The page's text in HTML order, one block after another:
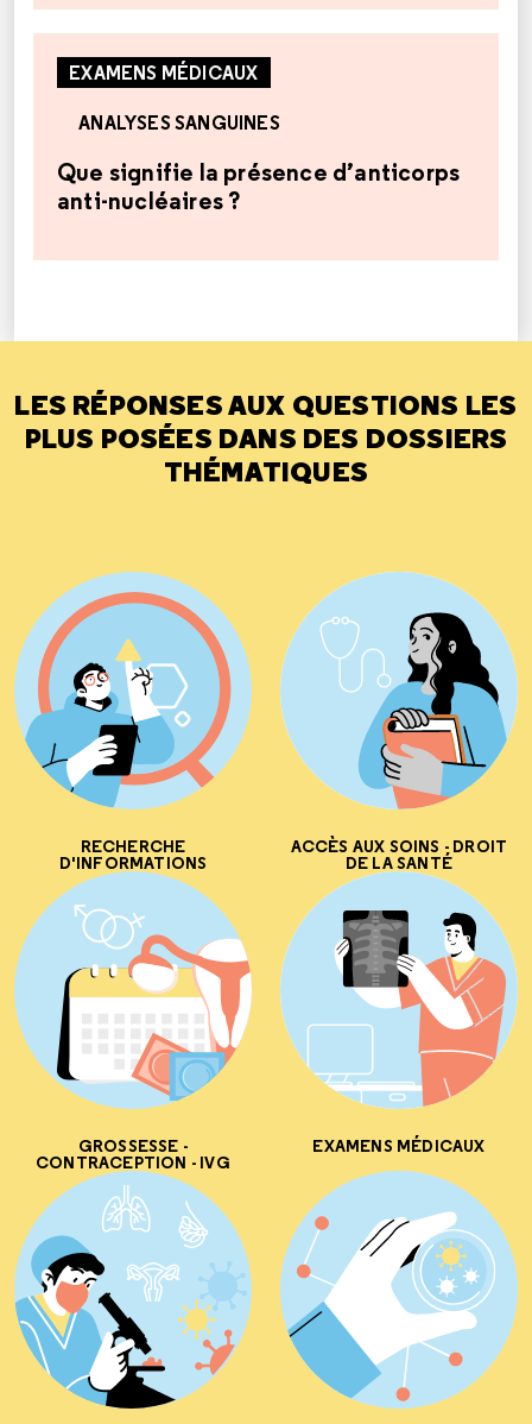
EXAMENS MÉDICAUX
ANALYSES SANGUINES
Que signifie la présence d’anticorps
anti-nucléaires ?
LES RÉPONSES AUX QUESTIONS LES
PLUS POSÉES DANS DES DOSSIERS
THÉMATIQUES
RECHERCHE
D'INFORMATIONS
ACCÈS AUX SOINS - DROIT
DE LA SANTÉ
GROSSESSE -
CONTRACEPTION - IVG
EXAMENS MÉDICAUX